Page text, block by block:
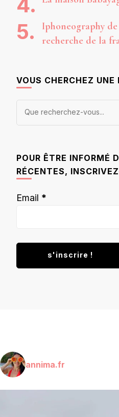
Iphoneography
recherche de la
VOUS CHERCHEZ
Vous
POUR ÊTRE INFORMÉ
RÉCENTES,
Email *
annima.fr